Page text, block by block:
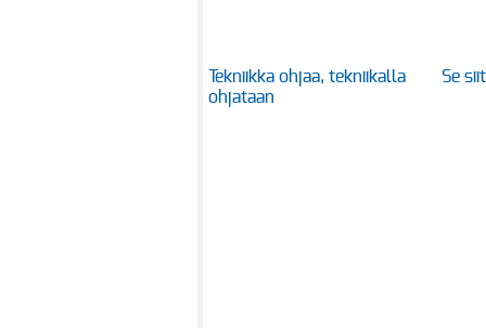
Tekniikka ohjaa, tekniikalla
ohjataan
Se